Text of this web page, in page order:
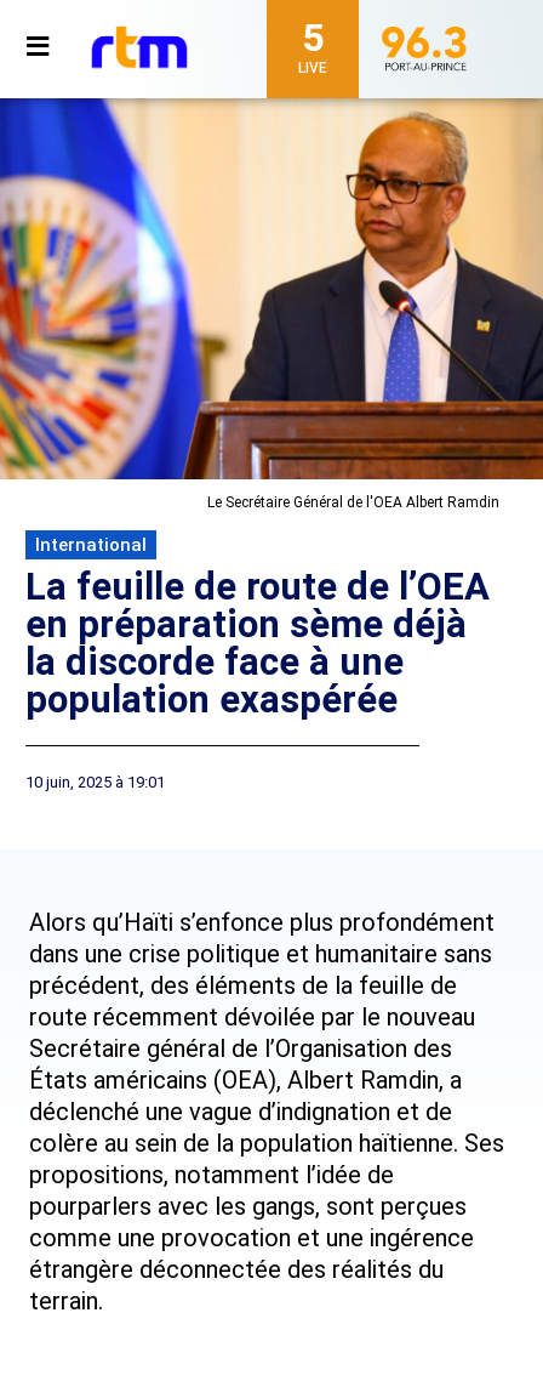
5
LIVE
Le Secrétaire Général de l'OEA Albert Ramdin
International
La feuille de route de l’OEA
en préparation sème déjà
la discorde face à une
population exaspérée
10 juin, 2025 à 19:01
Alors qu’Haïti s’enfonce plus profondément
dans une crise politique et humanitaire sans
précédent, des éléments de la feuille de
route récemment dévoilée par le nouveau
Secrétaire général de l’Organisation des
États américains (OEA), Albert Ramdin, a
déclenché une vague d’indignation et de
colère au sein de la population haïtienne. Ses
propositions, notamment l’idée de
pourparlers avec les gangs, sont perçues
comme une provocation et une ingérence
étrangère déconnectée des réalités du
terrain.